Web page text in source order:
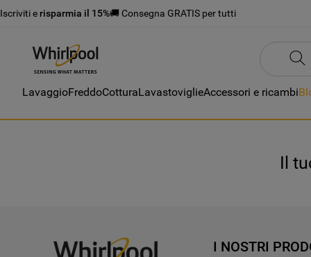
Iscriviti e risparmia il 15%🚚 Consegna GRATIS per tutti
LavaggioFreddoCotturaLavastoviglieAccessori e ricambi
Il
I NOSTRI